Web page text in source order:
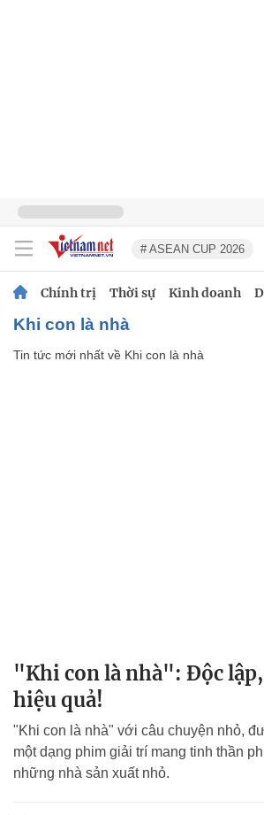
# ASEAN CUP 2026
Chính trị Thời sự Kinh doanh
Khi con là nhà
Tin tức mới nhất về Khi con là nhà
"Khi con là nhà": Độc
hiệu quả!
"Khi con là nhà" với câu chuyện nhỏ,
một dạng phim giải trí mang tinh thần
những nhà sản xuất nhỏ.